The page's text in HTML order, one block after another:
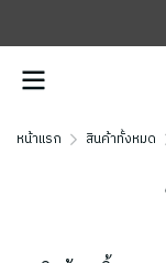
หน้าแรก สินค้าทั้งหมด